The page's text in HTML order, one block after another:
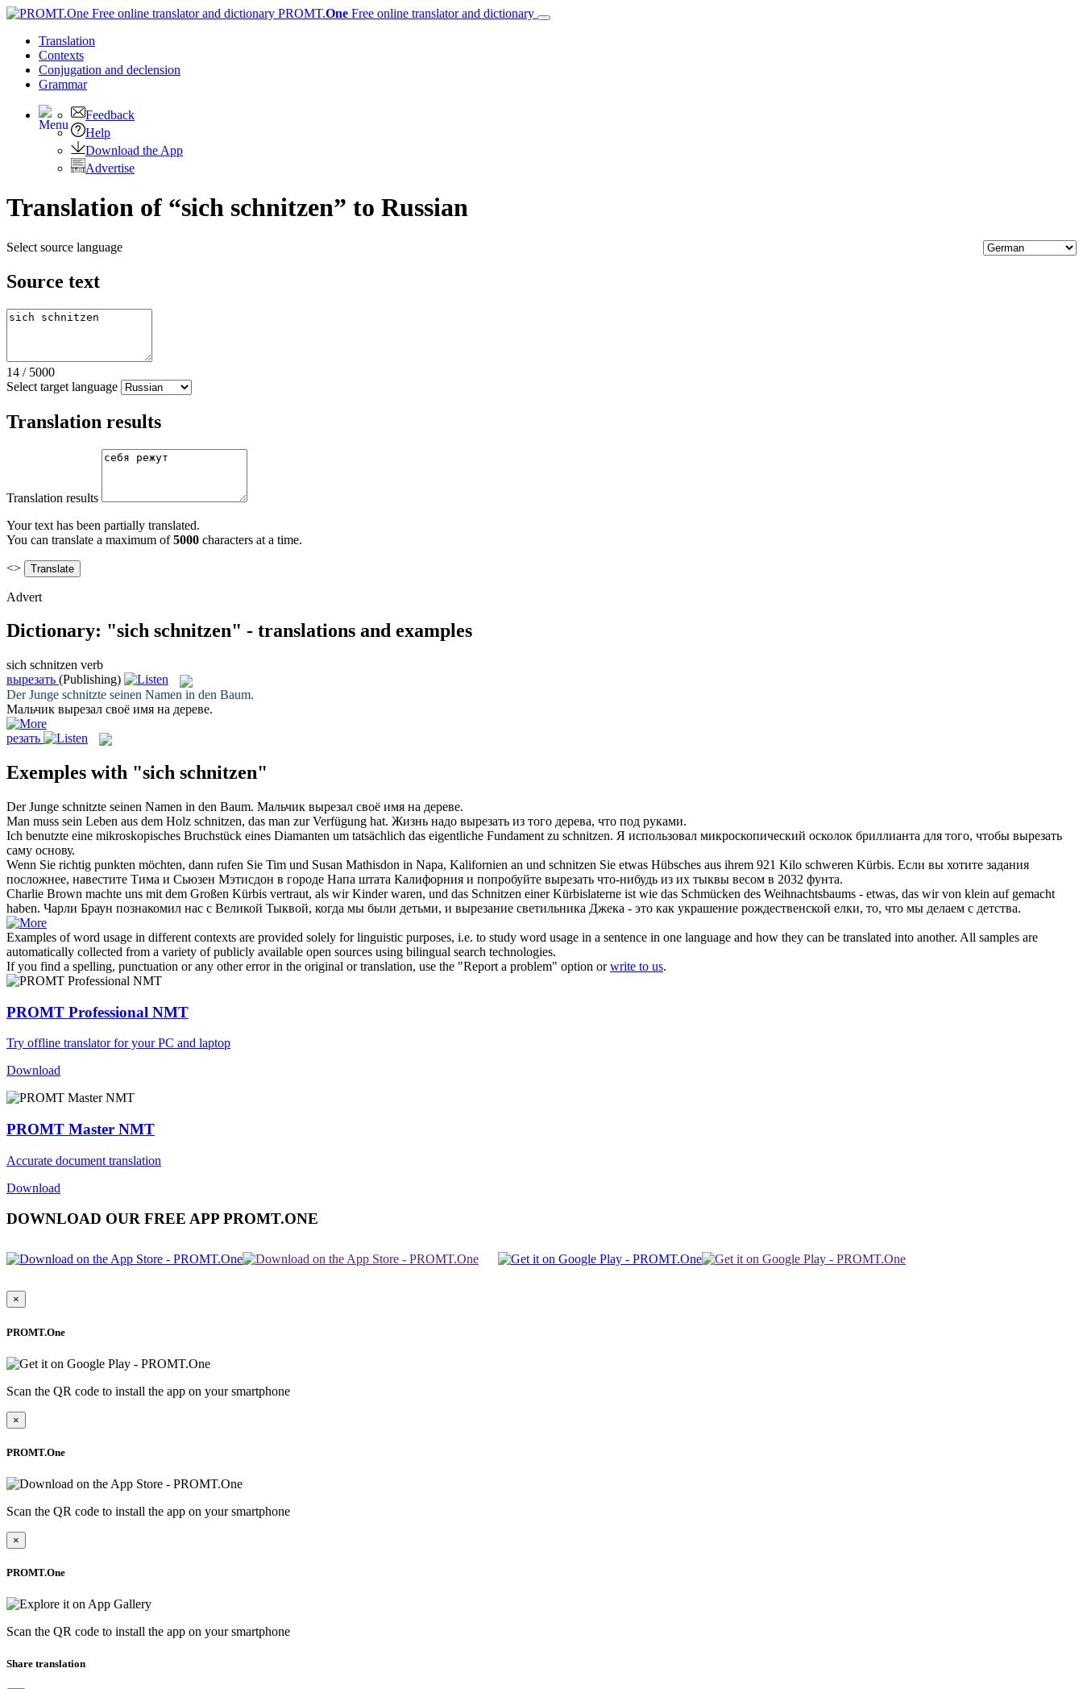
PROMT.One Free online translator and dictionary
Translation
Contexts
Conjugation and declension
Grammar
Feedback
Help
Download the App
Advertise
Translation of “sich schnitzen” to Russian
Select source language
Source text
14 / 5000
Select target language
Translation results
Translation results
Your text has been partially translated.
You can translate a maximum of5000 characters at a time.
<>
Advert
Dictionary: "sich schnitzen" - translations and examples
sich schnitzen verb
вырезать (Publishing)
Der Junge schnitzte seinen Namen in den Baum.
Мальчик вырезал своё имя на дереве.
резать
Exemples with "sich schnitzen"
Der Junge schnitzte seinen Namen in den Baum. Мальчик вырезал своё имя на дереве.
Man muss sein Leben aus dem Holz schnitzen, das man zur Verfügung hat. Жизнь надо вырезать из того дерева, что под руками.
Ich benutzte eine mikroskopisches Bruchstück eines Diamanten um tatsächlich das eigentliche Fundament zu schnitzen. Я использовал микроскопический осколок бриллианта для того, чтобы вырезать
саму основу.
Wenn Sie richtig punkten möchten, dann rufen Sie Tim und Susan Mathisdon in Napa, Kalifornien an und schnitzen Sie etwas Hübsches aus ihrem 921 Kilo schweren Kürbis. Если вы хотите задания
посложнее, навестите Тима и Сьюзен Мэтисдон в городе Напа штата Калифорния и попробуйте вырезать что-нибудь из их тыквы весом в 2032 фунта.
Charlie Brown machte uns mit dem Großen Kürbis vertraut, als wir Kinder waren, und das Schnitzen einer Kürbislaterne ist wie das Schmücken des Weihnachtsbaums - etwas, das wir von klein auf gemacht
haben. Чарли Браун познакомил нас с Великой Тыквой, когда мы были детьми, и вырезание светильника Джека - это как украшение рождественской елки, то, что мы делаем с детства.
Examples of word usage in different contexts are provided solely for linguistic purposes, i.e. to study word usage in a sentence in one language and how they can be translated into another. All samples are
automatically collected from a variety of publicly available open sources using bilingual search technologies.
If you find a spelling, punctuation or any other error in the original or translation, use the "Report a problem" option orwrite to us.
PROMT Professional NMT
Try offline translator for your PC and laptop
Download
PROMT Master NMT
Accurate document translation
Download
DOWNLOAD OUR FREE APP PROMT.ONE
×
PROMT.One
Scan the QR code to install the app on your smartphone
×
PROMT.One
Scan the QR code to install the app on your smartphone
×
PROMT.One
Scan the QR code to install the app on your smartphone
Share translation